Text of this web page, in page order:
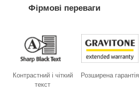
Фірмові переваги
Контрастний і чіткий
текст
Розширена гарантія